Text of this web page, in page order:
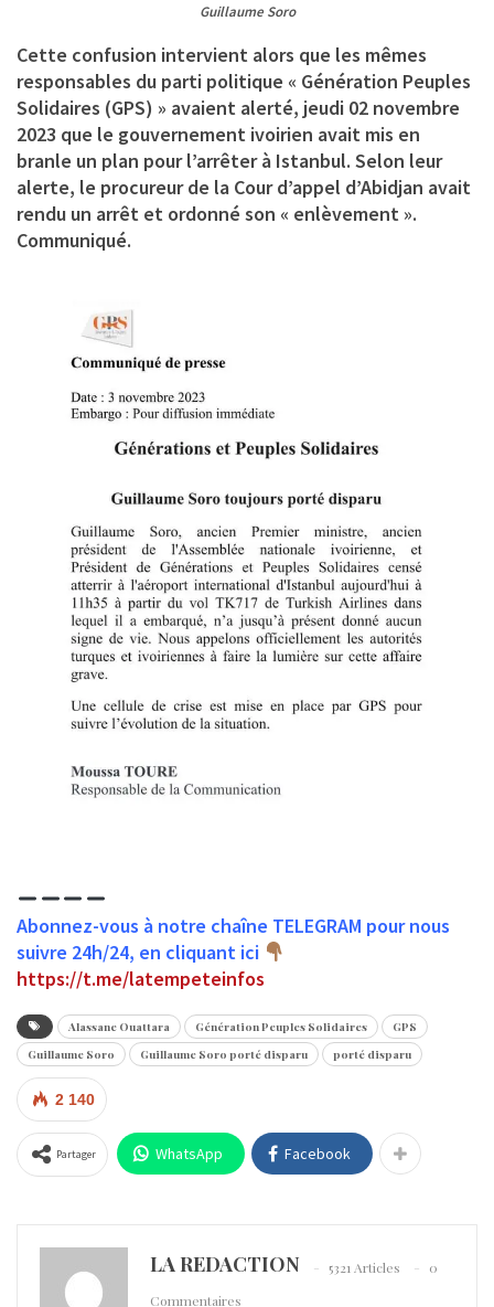
Guillaume Soro
Cette confusion intervient alors que les mêmes
responsables du parti politique « Génération Peuples
Solidaires (GPS) » avaient alerté, jeudi 02 novembre
2023 que le gouvernement ivoirien avait mis en
branle un plan pour l’arrêter à Istanbul. Selon leur
alerte, le procureur de la Cour d’appel d’Abidjan avait
rendu un arrêt et ordonné son « enlèvement ».
Communiqué.
Abonnez-vous à notre chaîne TELEGRAM pour nous
suivre 24h/24, en cliquant ici
https://t.me/latempeteinfos
Alassane Ouattara Génération Peuples Solidaires
GPS
Guillaume Soro
Guillaume Soro porté disparu porté disparu
2 140
Partager WhatsApp Facebook
LA REDACTION 5321 Articles
0
Commentaires